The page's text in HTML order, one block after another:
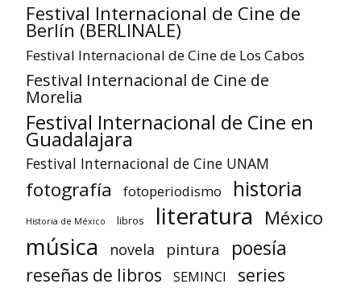
Festival Internacional de Cine de
Berlín (BERLINALE)
Festival Internacional de Cine de Los Cabos
Festival Internacional de Cine de
Morelia
Festival Internacional de Cine en
Guadalajara
Festival Internacional de Cine UNAM
fotografía fotoperiodismo historia
Historia de México libros literatura México
música novela pintura poesía
reseñas de libros SEMINCI series